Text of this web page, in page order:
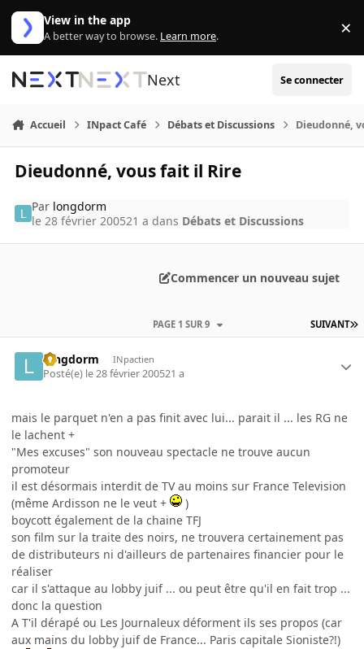
Aller au contenu
View in the app
A better way to browse. Learn more. ×
Next Se connecter
Accueil INpact Café Débats et Discussions Dieudonné,
Dieudonné, vous fait il Rire
Par longdorm
le 28 février 200521 a dans Débats et Discussions
Commencer un nouveau sujet
SUIVANT
PAGE 1 SUR 9
longdorm INpactien
Posté(e) le 28 février 200521 a
mais le parquet n'en a pas finit avec lui... parait il ... les RG ne
le lachent +
"Mes excuses" son nouveau spectacle ne trouve aucun
promoteur
il est désormais interdit de TV au moins sur France Television
(même Ardisson ne le veut +
)
boycott également de la chaine TFJ
son film sur la traite des noirs, ne trouvera certainement pas
de distributeurs ni d'ailleurs de partenaires financier pour le
réaliser
car il s'attaque au lobby juif ... ou peut être qu'il en fait trop ...
donc la question
A T'il dérapé ou Les Journaleux déforment ils ses propos (car
aux mains du lobby juif de France... Paris capitale Sioniste?!)